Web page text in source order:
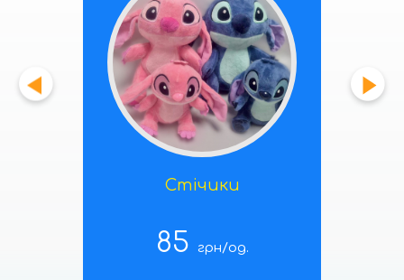
Стічики
85 грн/од.